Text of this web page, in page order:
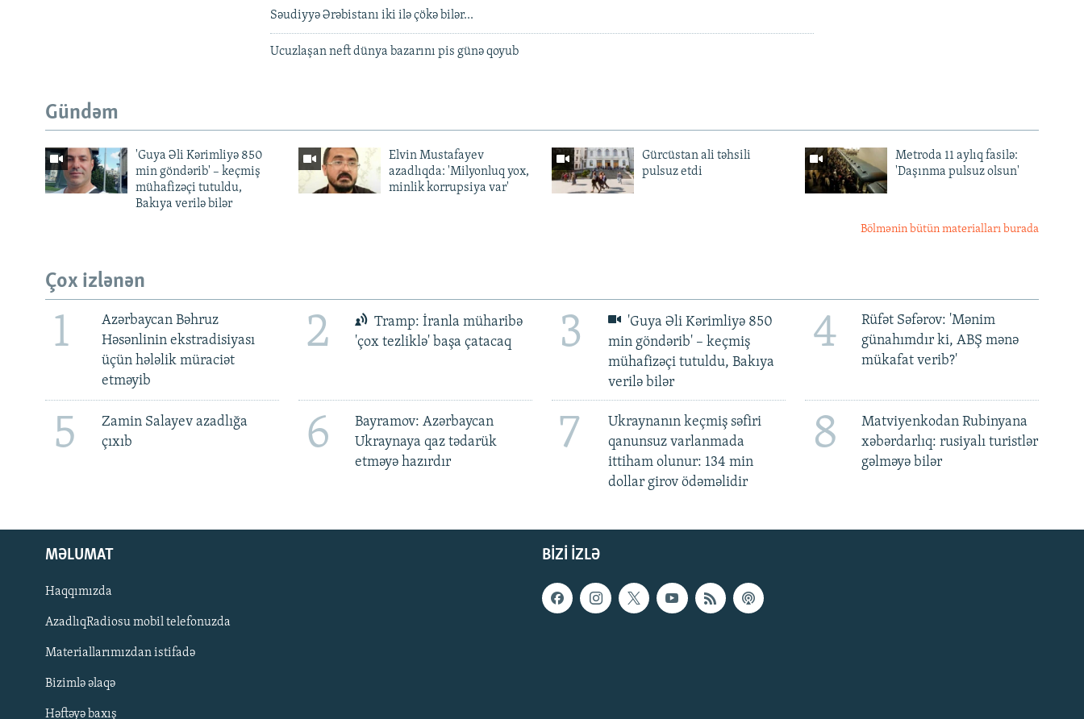
Səudiyyə Ərəbistanı iki ilə çökə bilər...
Ucuzlaşan neft dünya bazarını pis günə qoyub
Gündəm
'Guya Əli Kərimliyə 850
min göndərib' – keçmiş
mühafizəçi tutuldu,
Bakıya verilə bilər
Elvin Mustafayev
azadlıqda: 'Milyonluq yox,
minlik korrupsiya var'
Gürcüstan ali təhsili
pulsuz etdi
Metroda 11 aylıq fasilə:
'Daşınma pulsuz olsun'
Bölmənin bütün materialları burada
Çox izlənən
1
Azərbaycan Bəhruz
Həsənlinin ekstradisiyası
üçün hələlik müraciət
etməyib
2
Tramp: İranla müharibə
'çox tezliklə' başa çatacaq
3
'Guya Əli Kərimliyə 850
min göndərib' – keçmiş
mühafizəçi tutuldu, Bakıya
verilə bilər
4
Rüfət Səfərov: 'Mənim
günahımdır ki, ABŞ mənə
mükafat verib?'
5
Zamin Salayev azadlığa
çıxıb
6
Bayramov: Azərbaycan
Ukraynaya qaz tədarük
etməyə hazırdır
7
Ukraynanın keçmiş səfiri
qanunsuz varlanmada
ittiham olunur: 134 min
dollar girov ödəməlidir
8
Matviyenkodan Rubinyana
xəbərdarlıq: rusiyalı turistlər
gəlməyə bilər
BIZI IZLƏ
MƏLUMAT
Haqqımızda
AzadlıqRadiosu mobil telefonuzda
Materiallarımızdan istifadə
Bizimlə əlaqə
Həftəyə baxış